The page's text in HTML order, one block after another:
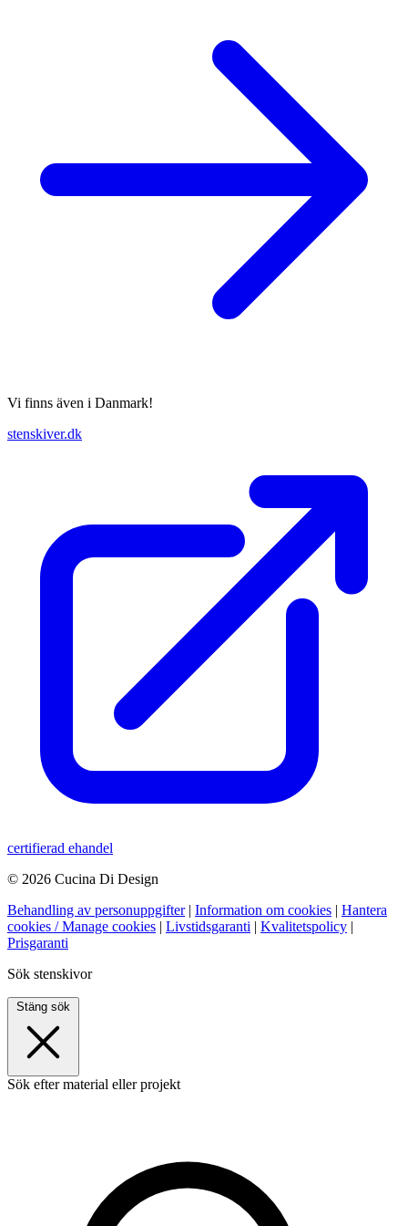
Vi finns även i Danmark!
stenskiver.dk
certifierad ehandel
© 2026 Cucina Di Design
Behandling av personuppgifter | Information om cookies | Hantera
cookies / Manage cookies | Livstidsgaranti | Kvalitetspolicy |
Prisgaranti
Sök stenskivor
Stäng sök
Sök efter material eller projekt